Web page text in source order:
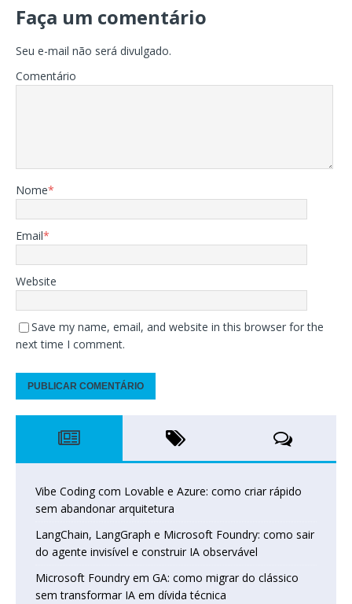
Faça um comentário
Seu e-mail não será divulgado.
Comentário
Nome*
Email*
Website
Save my name, email, and website in this browser for the
next time I comment.
Vibe Coding com Lovable e Azure: como criar rápido
sem abandonar arquitetura
LangChain, LangGraph e Microsoft Foundry: como sair
do agente invisível e construir IA observável
Microsoft Foundry em GA: como migrar do clássico
sem transformar IA em dívida técnica